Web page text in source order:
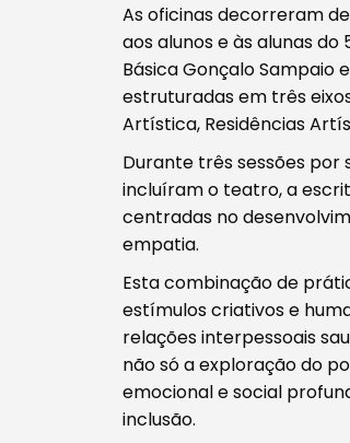
Tipo de
Filtros
As oficinas decorreram
aos alunos e às alunas
Básica Gonçalo Sampaio
estruturadas em três
Artística, Residências
Durante três sessões por
incluíram o teatro, a
centradas no
empatia.
Esta combinação de
estímulos criativos e
relações interpessoais
não só a exploração do
emocional e social
inclusão.